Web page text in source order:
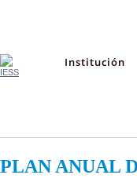
Institución
PLAN ANUAL